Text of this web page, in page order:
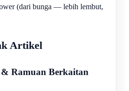
(dari bunga — lebih lembut,
Artikel
Ramuan Berkaitan